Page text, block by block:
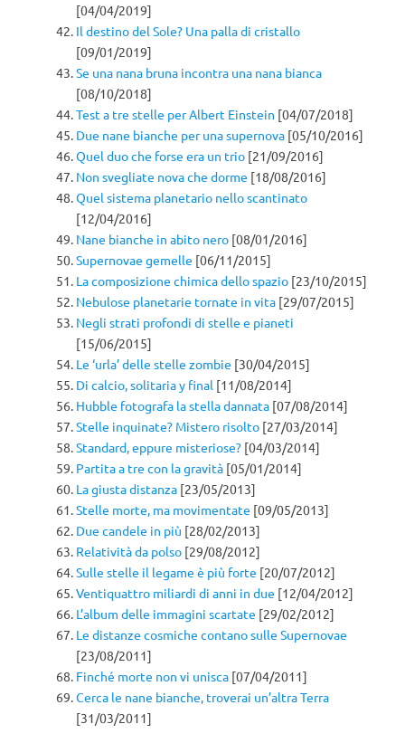
[04/04/2019]
Il destino del Sole? Una palla di cristallo
[09/01/2019]
Se una nana bruna incontra una nana bianca
[08/10/2018]
Test a tre stelle per Albert Einstein [04/07/2018]
Due nane bianche per una supernova [05/10/2016]
Quel duo che forse era un trio [21/09/2016]
Non svegliate nova che dorme [18/08/2016]
Quel sistema planetario nello scantinato
[12/04/2016]
Nane bianche in abito nero [08/01/2016]
Supernovae gemelle [06/11/2015]
La composizione chimica dello spazio [23/10/2015]
Nebulose planetarie tornate in vita [29/07/2015]
Negli strati profondi di stelle e pianeti
[15/06/2015]
Le ‘urla’ delle stelle zombie [30/04/2015]
Di calcio, solitaria y final [11/08/2014]
Hubble fotografa la stella dannata [07/08/2014]
Stelle inquinate? Mistero risolto [27/03/2014]
Standard, eppure misteriose? [04/03/2014]
Partita a tre con la gravità [05/01/2014]
La giusta distanza [23/05/2013]
Stelle morte, ma movimentate [09/05/2013]
Due candele in più [28/02/2013]
Relatività da polso [29/08/2012]
Sulle stelle il legame è più forte [20/07/2012]
Ventiquattro miliardi di anni in due [12/04/2012]
L’album delle immagini scartate [29/02/2012]
Le distanze cosmiche contano sulle Supernovae
[23/08/2011]
Finché morte non vi unisca [07/04/2011]
Cerca le nane bianche, troverai un’altra Terra
[31/03/2011]